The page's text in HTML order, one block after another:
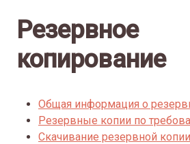
Резервное
копирование
Общая информация о
Резервные копии по
Скачивание резервной копии